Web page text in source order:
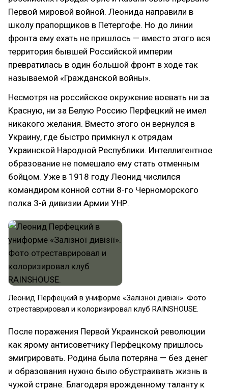
Первой мировой войной. Леонида направили в
школу прапорщиков в Петергофе. Но до линии
фронта ему ехать не пришлось — вместо этого вся
территория бывшей Российской империи
превратилась в один большой фронт в ходе так
называемой «Гражданской войны»‎.
Несмотря на российское окружение воевать ни за
Красную, ни за Белую Россию Перфецкий не имел
никакого желания. Вместо этого он вернулся в
Украину, где быстро примкнул к отрядам
Украинской Народной Республики. Интеллигентное
образование не помешало ему стать отменным
бойцом. Уже в 1918 году Леонид числился
командиром конной сотни 8-го Черноморского
полка 3-й дивизии Армии УНР.
Леонид Перфецкий в униформе «Залізної дивізії». Фото
отреставрировал и колоризировал клуб RAINSHOUSE.
После поражения Первой Украинской революции
как ярому антисоветчику Перфецкому пришлось
эмигрировать. Родина была потеряна — без денег
и образования нужно было обустраивать жизнь в
чужой стране. Благодаря врожденному таланту к